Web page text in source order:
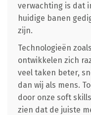
verwachting is dat
huidige banen
zijn.
Technologieën
ontwikkelen zich
veel taken beter,
dan wij als mens.
door onze soft
zien dat de juiste